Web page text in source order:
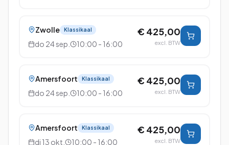
Zwolle Klassikaal
do 24 sep. 10:00 - 16:00
€ 425,00
excl. BTW
Amersfoort Klassikaal
do 24 sep. 10:00 - 16:00
€ 425,00
excl. BTW
Amersfoort Klassikaal
di 13 okt. 10:00 - 16:00
€ 425,00
excl. BTW